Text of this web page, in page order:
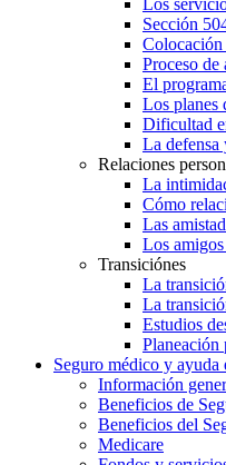
Sección
Colocación
Proceso
El
Los planes
Dificultad
La defensa
Relaciones
La
Cómo
Las
Los
Transiciónes
La
La
Estudios
Planeación
Seguro médico y ayuda
Información
Beneficios de
Beneficios del
Medicare